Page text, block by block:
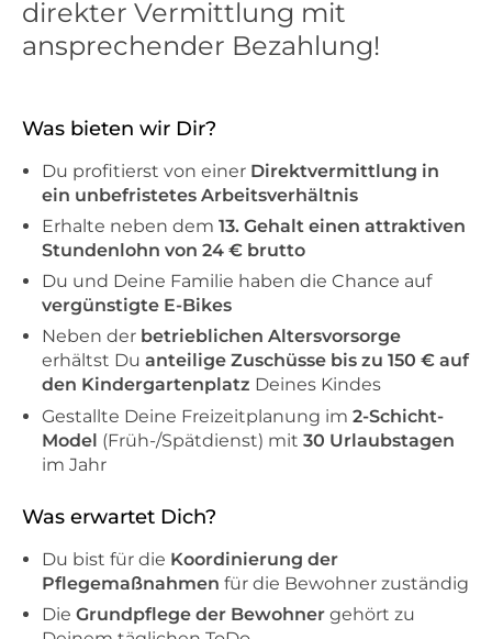
direkter Vermittlung mit
ansprechender Bezahlung!
Was bieten wir Dir?
Du profitierst von einer Direktvermittlung in
ein unbefristetes Arbeitsverhältnis
Erhalte neben dem 13. Gehalt einen attraktiven
Stundenlohn von 24 € brutto
Du und Deine Familie haben die Chance auf
vergünstigte E-Bikes
Neben der betrieblichen Altersvorsorge
erhältst Du anteilige Zuschüsse bis zu 150 € auf
den Kindergartenplatz Deines Kindes
Gestallte Deine Freizeitplanung im 2-Schicht-
Model (Früh-/Spätdienst) mit 30 Urlaubstagen
im Jahr
Was erwartet Dich?
Du bist für die Koordinierung der
Pflegemaßnahmen für die Bewohner zuständig
Die Grundpflege der Bewohner gehört zu